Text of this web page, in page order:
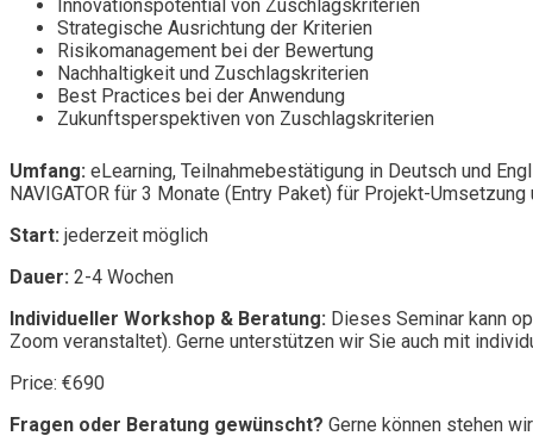
Innovationspotential von Zuschlagskriterien
Strategische Ausrichtung der Kriterien
Risikomanagement bei der Bewertung
Nachhaltigkeit und Zuschlagskriterien
Best Practices bei der Anwendung
Zukunftsperspektiven von Zuschlagskriterien
Umfang: eLearning, Teilnahmebestätigung in Deutsch und
NAVIGATOR für 3 Monate (Entry Paket) für Projekt-
Start: jederzeit möglich
Dauer: 2-4 Wochen
Individueller Workshop & Beratung: Dieses Seminar kann
Zoom veranstaltet). Gerne unterstützen wir Sie auch mit
Price: €690
Fragen oder Beratung gewünscht? Gerne können stehen